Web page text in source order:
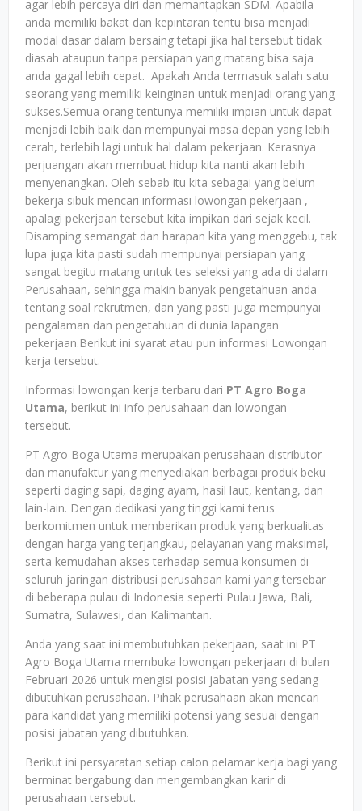
agar lebih percaya diri dan memantapkan SDM. Apabila
anda memiliki bakat dan kepintaran tentu bisa menjadi
modal dasar dalam bersaing tetapi jika hal tersebut tidak
diasah ataupun tanpa persiapan yang matang bisa saja
anda gagal lebih cepat. Apakah Anda termasuk salah satu
seorang yang memiliki keinginan untuk menjadi orang yang
sukses.Semua orang tentunya memiliki impian untuk dapat
menjadi lebih baik dan mempunyai masa depan yang lebih
cerah, terlebih lagi untuk hal dalam pekerjaan. Kerasnya
perjuangan akan membuat hidup kita nanti akan lebih
menyenangkan. Oleh sebab itu kita sebagai yang belum
bekerja sibuk mencari informasi lowongan pekerjaan ,
apalagi pekerjaan tersebut kita impikan dari sejak kecil.
Disamping semangat dan harapan kita yang menggebu, tak
lupa juga kita pasti sudah mempunyai persiapan yang
sangat begitu matang untuk tes seleksi yang ada di dalam
Perusahaan, sehingga makin banyak pengetahuan anda
tentang soal rekrutmen, dan yang pasti juga mempunyai
pengalaman dan pengetahuan di dunia lapangan
pekerjaan.Berikut ini syarat atau pun informasi Lowongan
kerja tersebut.
Informasi lowongan kerja terbaru dari PT Agro Boga
Utama, berikut ini info perusahaan dan lowongan
tersebut.
PT Agro Boga Utama merupakan perusahaan distributor
dan manufaktur yang menyediakan berbagai produk beku
seperti daging sapi, daging ayam, hasil laut, kentang, dan
lain-lain. Dengan dedikasi yang tinggi kami terus
berkomitmen untuk memberikan produk yang berkualitas
dengan harga yang terjangkau, pelayanan yang maksimal,
serta kemudahan akses terhadap semua konsumen di
seluruh jaringan distribusi perusahaan kami yang tersebar
di beberapa pulau di Indonesia seperti Pulau Jawa, Bali,
Sumatra, Sulawesi, dan Kalimantan.
Anda yang saat ini membutuhkan pekerjaan, saat ini PT
Agro Boga Utama membuka lowongan pekerjaan di bulan
Februari 2026 untuk mengisi posisi jabatan yang sedang
dibutuhkan perusahaan. Pihak perusahaan akan mencari
para kandidat yang memiliki potensi yang sesuai dengan
posisi jabatan yang dibutuhkan.
Berikut ini persyaratan setiap calon pelamar kerja bagi yang
berminat bergabung dan mengembangkan karir di
perusahaan tersebut.